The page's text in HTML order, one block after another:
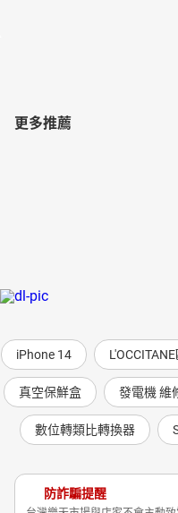
更多推薦
iPhone 14
真空保鮮盒 發電機 維
數位轉類比轉換器
防詐騙提醒